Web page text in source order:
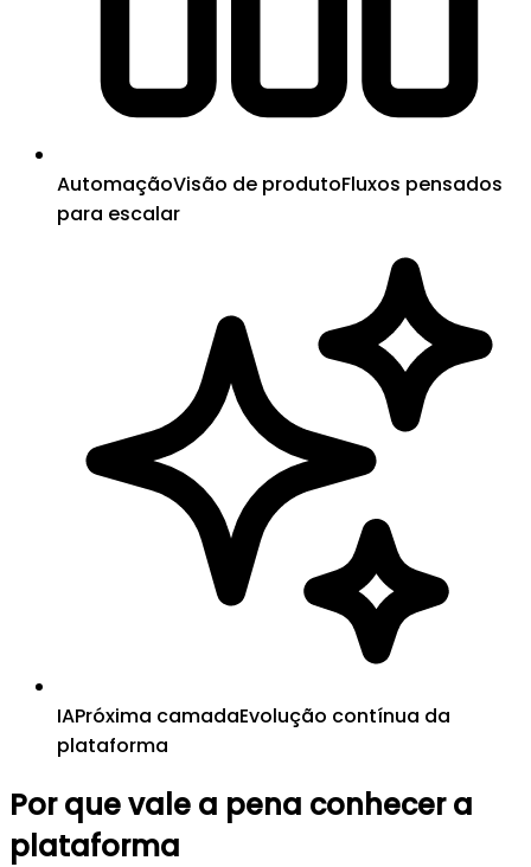
AutomaçãoVisão de produtoFluxos pensados
para escalar
IAPróxima camadaEvolução contínua da
plataforma
Por que vale a pena conhecer a
plataforma